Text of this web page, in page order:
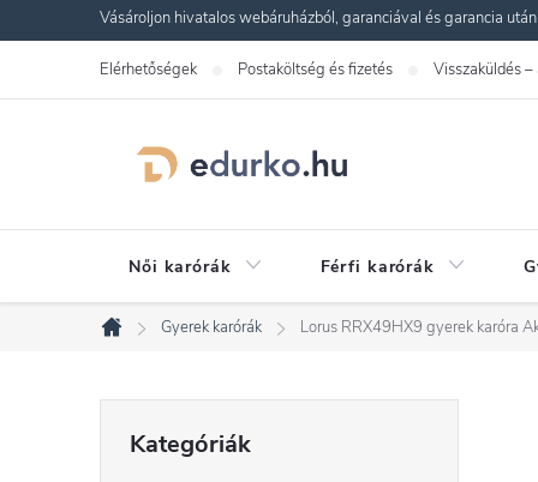
a
Vásároljon hivatalos webáruházból, garanciával és garancia
Elérhetőségek Postaköltség és fizetés Visszaküldés –
Női karórák Férfi karórák
Kezdőlap
Gyerek karórák Lorus RRX49HX9 gyerek karóra
O
átugrása
Kategóriák